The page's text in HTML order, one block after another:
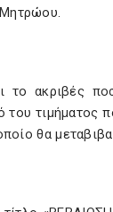
Μητρώου.
το ακριβές
τιμήματος
θα